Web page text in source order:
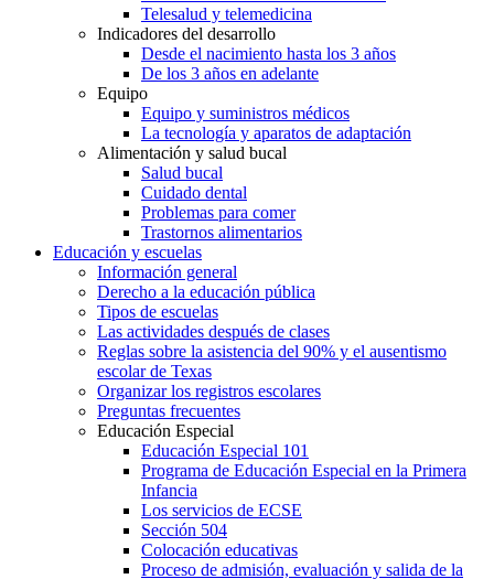
Telesalud y telemedicina
Indicadores del desarrollo
Desde el nacimiento hasta los 3 años
De los 3 años en adelante
Equipo
Equipo y suministros médicos
La tecnología y aparatos de adaptación
Alimentación y salud bucal
Salud bucal
Cuidado dental
Problemas para comer
Trastornos alimentarios
Educación y escuelas
Información general
Derecho a la educación pública
Tipos de escuelas
Las actividades después de clases
Reglas sobre la asistencia del 90% y el ausentismo
escolar de Texas
Organizar los registros escolares
Preguntas frecuentes
Educación Especial
Educación Especial 101
Programa de Educación Especial en la Primera
Infancia
Los servicios de ECSE
Sección 504
Colocación educativas
Proceso de admisión, evaluación y salida de la